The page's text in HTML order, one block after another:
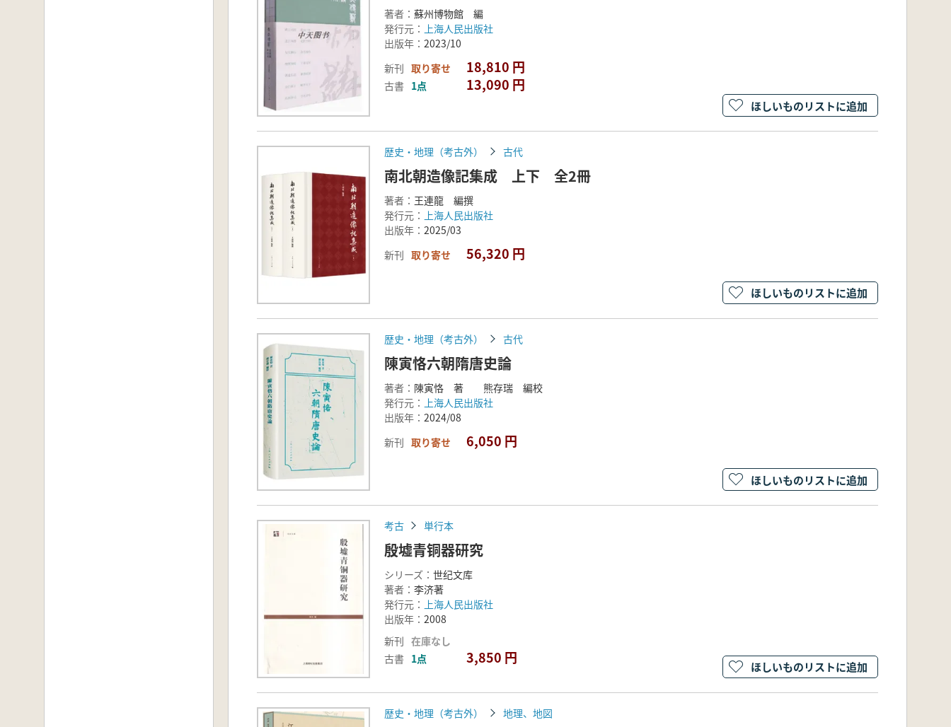
著者： 蘇州博物館 編
発行元： 上海人民出版社
出版年： 2023/10
新刊 取り寄せ 18,810 円
古書 1点 13,090 円
ほしいものリストに追加
歴史・地理（考古外） 古代
南北朝造像記集成 上下 全2冊
著者： 王連龍 編撰
発行元： 上海人民出版社
出版年： 2025/03
新刊 取り寄せ 56,320 円
ほしいものリストに追加
歴史・地理（考古外） 古代
陳寅恪六朝隋唐史論
著者： 陳寅恪 著 熊存瑞 編校
発行元： 上海人民出版社
出版年： 2024/08
新刊 取り寄せ 6,050 円
ほしいものリストに追加
考古 単行本
殷墟青铜器研究
シリーズ： 世纪文库
著者： 李济著
発行元： 上海人民出版社
出版年： 2008
新刊 在庫なし
古書 1点 3,850 円
ほしいものリストに追加
歴史・地理（考古外） 地理、地図